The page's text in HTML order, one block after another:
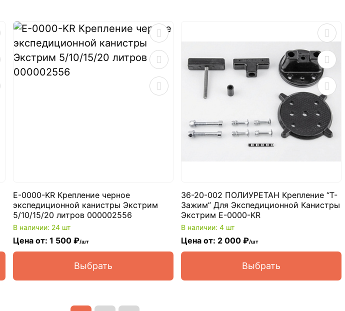
E-0000-KR Крепление черное
экспедиционной канистры Экстрим
5/10/15/20 литров 000002556
В наличии: 24 шт
Цена от: 1 500 ₽/шт
Выбрать
36-20-002 ПОЛИУРЕТАН Крепление “Т-
Зажим” Для Экспедиционной Канистры
Экстрим E-0000-KR
В наличии: 4 шт
Цена от: 2 000 ₽/шт
Выбрать